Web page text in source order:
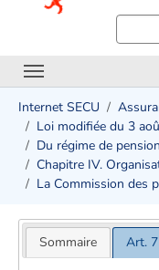
Internet SECU
Loi modifiée du 3
Du régime de
Chapitre IV.
La Commission des
Sommaire Art.